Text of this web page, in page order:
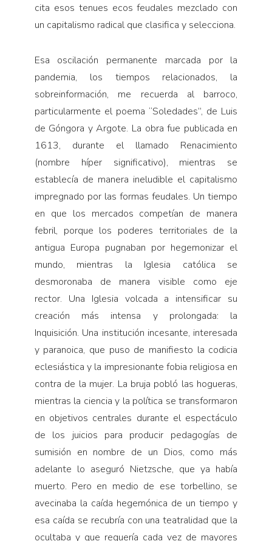
cita esos tenues ecos feudales mezclado con
un capitalismo radical que clasifica y selecciona.
Esa oscilación permanente marcada por la
pandemia, los tiempos relacionados, la
sobreinformación, me recuerda al barroco,
particularmente el poema “Soledades”, de Luis
de Góngora y Argote. La obra fue publicada en
1613, durante el llamado Renacimiento
(nombre híper significativo), mientras se
establecía de manera ineludible el capitalismo
impregnado por las formas feudales. Un tiempo
en que los mercados competían de manera
febril, porque los poderes territoriales de la
antigua Europa pugnaban por hegemonizar el
mundo, mientras la Iglesia católica se
desmoronaba de manera visible como eje
rector. Una Iglesia volcada a intensificar su
creación más intensa y prolongada: la
Inquisición. Una institución incesante, interesada
y paranoica, que puso de manifiesto la codicia
eclesiástica y la impresionante fobia religiosa en
contra de la mujer. La bruja pobló las hogueras,
mientras la ciencia y la política se transformaron
en objetivos centrales durante el espectáculo
de los juicios para producir pedagogías de
sumisión en nombre de un Dios, como más
adelante lo aseguró Nietzsche, que ya había
muerto. Pero en medio de ese torbellino, se
avecinaba la caída hegemónica de un tiempo y
esa caída se recubría con una teatralidad que la
ocultaba y que requería cada vez de mayores